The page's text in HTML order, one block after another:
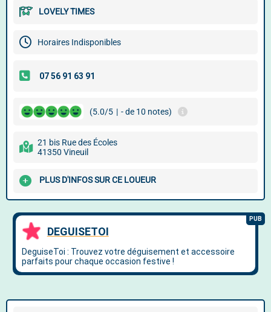
LOVELY TIMES
Horaires Indisponibles
(5.0/5 | - de 10 notes)
21 bis Rue des Écoles
41350 Vineuil
PLUS D'INFOS SUR CE LOUEUR